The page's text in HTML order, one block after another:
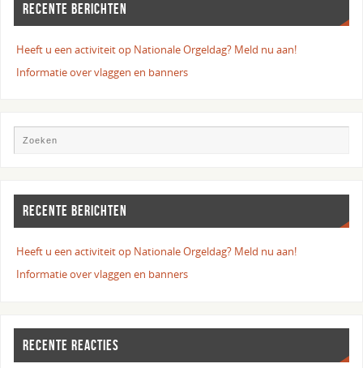
RECENTE BERICHTEN
Heeft u een activiteit op Nationale Orgeldag? Meld nu aan!
Informatie over vlaggen en banners
RECENTE BERICHTEN
Heeft u een activiteit op Nationale Orgeldag? Meld nu aan!
Informatie over vlaggen en banners
RECENTE REACTIES